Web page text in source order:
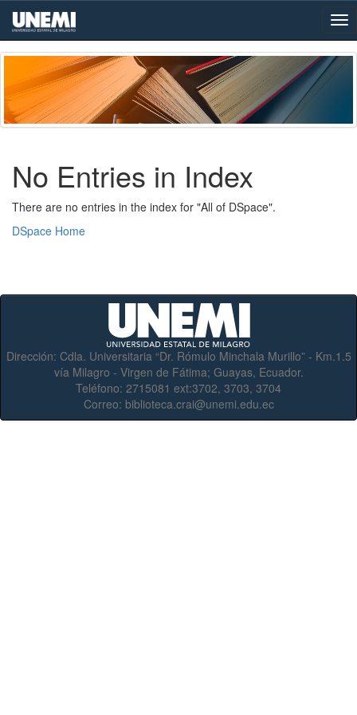
Skip
navigation
No Entries in Index
There are no entries in the index for "All of DSpace".
DSpace Home
Dirección: Cdla. Universitaria “Dr. Rómulo Minchala Murillo” - Km.1.5
vía Milagro - Virgen de Fátima; Guayas, Ecuador.
Teléfono: 2715081 ext:3702, 3703, 3704
Correo: biblioteca.crai@unemi.edu.ec